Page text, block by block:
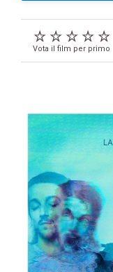
Vota il film per primo